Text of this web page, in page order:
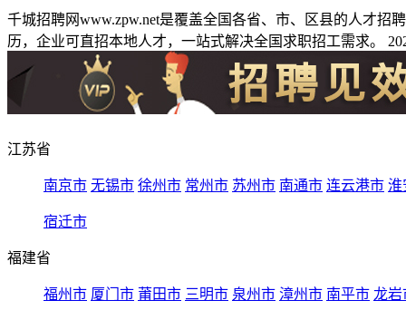
千城招聘网www.zpw.net是覆盖全国各省、市、区县的人才
历，企业可直招本地人才，一站式解决全国求职招工需求。
江苏省
南京市 无锡市 徐州市 常州市 苏州市 南通市 连云港市 淮
宿迁市
福建省
福州市 厦门市 莆田市 三明市 泉州市 漳州市 南平市 龙岩